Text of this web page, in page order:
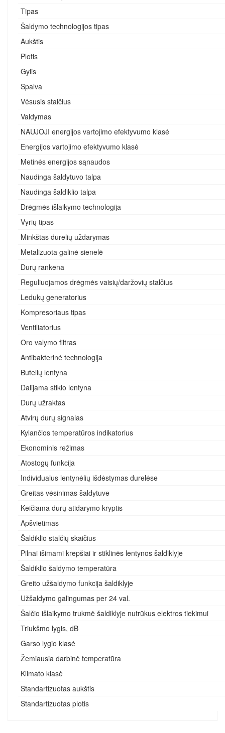
Tipas
Šaldymo technologijos tipas
Aukštis
Plotis
Gylis
Spalva
Vėsusis stalčius
Valdymas
NAUJOJI energijos vartojimo efektyvumo klasė
Energijos vartojimo efektyvumo klasė
Metinės energijos sąnaudos
Naudinga šaldytuvo talpa
Naudinga šaldiklio talpa
Drėgmės išlaikymo technologija
Vyrių tipas
Minkštas durelių uždarymas
Metalizuota galinė sienelė
Durų rankena
Reguliuojamos drėgmės vaisių/daržovių stalčius
Ledukų generatorius
Kompresoriaus tipas
Ventiliatorius
Oro valymo filtras
Antibakterinė technologija
Butelių lentyna
Dalijama stiklo lentyna
Durų užraktas
Atvirų durų signalas
Kylančios temperatūros indikatorius
Ekonominis režimas
Atostogų funkcija
Individualus lentynėlių išdėstymas durelėse
Greitas vėsinimas šaldytuve
Keičiama durų atidarymo kryptis
Apšvietimas
Šaldiklio stalčių skaičius
Pilnai išimami krepšiai ir stiklinės lentynos šaldiklyje
Šaldiklio šaldymo temperatūra
Greito užšaldymo funkcija šaldiklyje
Užšaldymo galingumas per 24 val.
Šalčio išlaikymo trukmė šaldiklyje nutrūkus elektros tiekimui
Triukšmo lygis, dB
Garso lygio klasė
Žemiausia darbinė temperatūra
Klimato klasė
Standartizuotas aukštis
Standartizuotas plotis